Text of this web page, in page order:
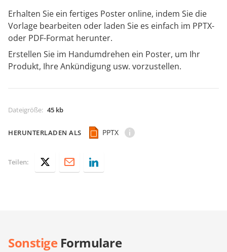
Erhalten Sie ein fertiges Poster online, indem Sie die
Vorlage bearbeiten oder laden Sie es einfach im PPTX-
oder PDF-Format herunter.
Erstellen Sie im Handumdrehen ein Poster, um Ihr
Produkt, Ihre Ankündigung usw. vorzustellen.
Dateigröße: 45 kb
HERUNTERLADEN ALS PPTX
Teilen:
SonstigeFormulare